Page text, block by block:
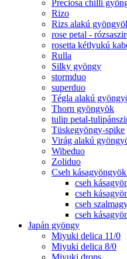
Preciosa chilli
Rizo
Rizs alakú
rose petal -
rosetta kétlyukú
Rulla
Silky gyöngy
stormduo
superduo
Tégla alakú
Thorn gyöngyök
tulip petal-
Tüskegyöngy-spike
Virág alakú
Wibeduo
Zoliduo
Cseh
cseh
cseh
cseh
cseh
Japán gyöngy
Miyuki delica 11/0
Miyuki delica 8/0